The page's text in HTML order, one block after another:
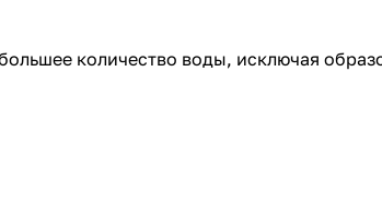
количество воды, исключая